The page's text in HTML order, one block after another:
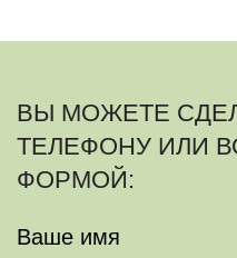
ВЫ МОЖЕТЕ
ТЕЛЕФОНУ ИЛИ
ФОРМОЙ:
Ваше имя